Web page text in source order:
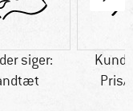
siger:
Pris/